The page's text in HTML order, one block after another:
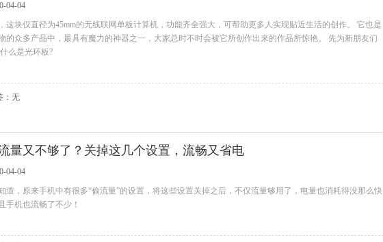
04-04
这块仅直径为45mm的无线联网单板计算机，功能齐全强大，可帮助更多人实现贴近生活的创作。 它也是
的众多产品中，最具有魔力的神器之一，大家总时不时会被它所创作出来的作品所惊艳。 先为新朋友们
么是光环板?
：无
量又不够了？关掉这几个设置，流畅又省电
04-04
道，原来手机中有很多“偷流量”的设置，将这些设置关掉之后，不仅流量够用了，电量也消耗得没那么快
手机也流畅了不少！